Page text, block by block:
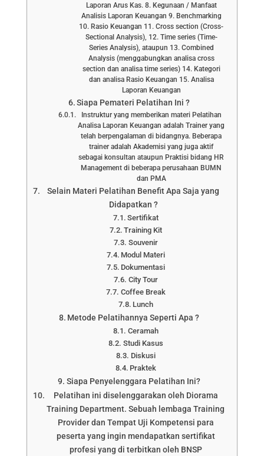
Laporan Arus Kas. 8. Kegunaan / Manfaat
Analisis Laporan Keuangan 9. Benchmarking
10. Rasio Keuangan 11. Cross section (Cross-
Sectional Analysis), 12. Time series (Time-
Series Analysis), ataupun 13. Combined
Analysis (menggabungkan analisa cross
section dan analisa time series) 14. Kategori
dan analisa Rasio Keuangan 15. Analisa
Laporan Keuangan
Siapa Pemateri Pelatihan Ini ?
Instruktur yang memberikan materi Pelatihan
Analisa Laporan Keuangan adalah Trainer yang
telah berpengalaman di bidangnya. Beberapa
trainer adalah Akademisi yang juga aktif
sebagai konsultan ataupun Praktisi bidang HR
Management di beberapa perusahaan BUMN
dan PMA
Selain Materi Pelatihan Benefit Apa Saja yang
Didapatkan ?
Sertifikat
Training Kit
Souvenir
Modul Materi
Dokumentasi
City Tour
Coffee Break
Lunch
Metode Pelatihannya Seperti Apa ?
Ceramah
Studi Kasus
Diskusi
Praktek
Siapa Penyelenggara Pelatihan Ini?
Pelatihan ini diselenggarakan oleh Diorama
Training Department. Sebuah lembaga Training
Provider dan Tempat Uji Kompetensi para
peserta yang ingin mendapatkan sertifikat
profesi yang di terbitkan oleh BNSP